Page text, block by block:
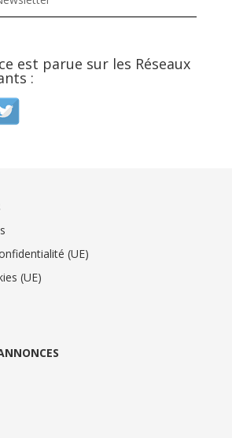
est parue sur les Réseaux
:
(UE)
(UE)